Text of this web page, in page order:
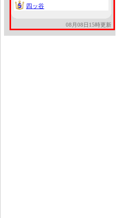
5
5 四ッ谷
08月08日15時更新